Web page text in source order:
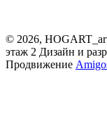
© 2026,
этаж 2 Дизайн и
Продвижение